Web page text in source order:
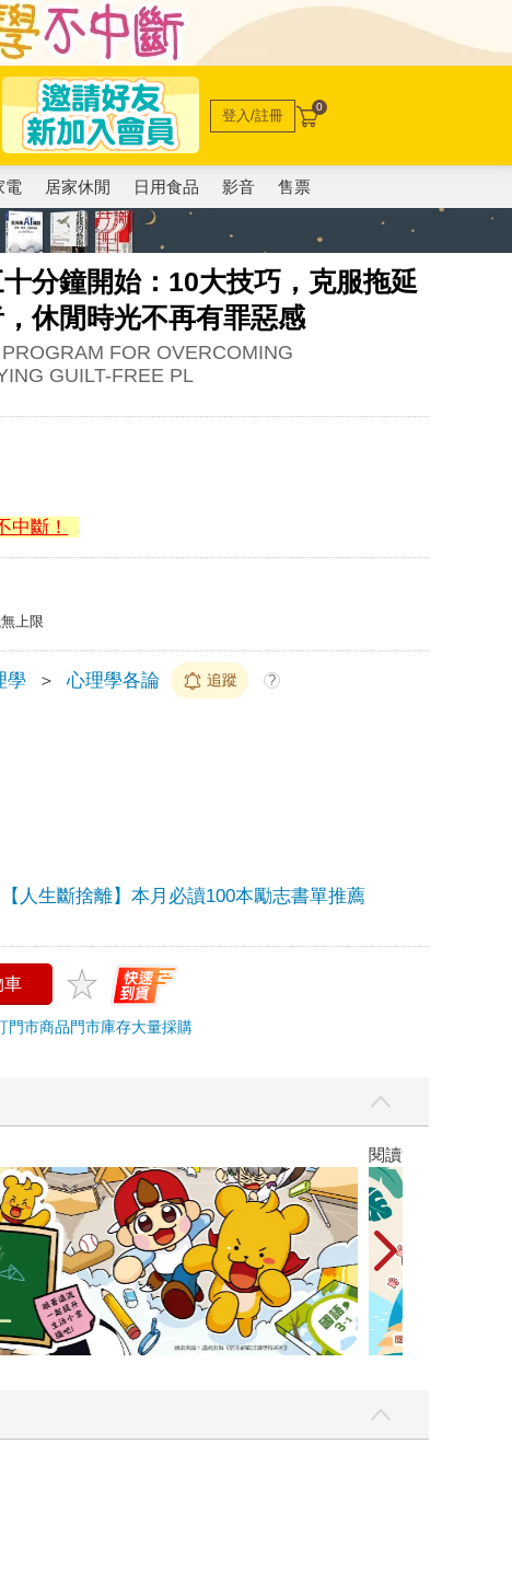
登入/註冊 0
電 居家休閒 日用食品 影音 售票
分鐘開始：10大技巧，克服拖延
休閒時光不再有罪惡感
FOR OVERCOMING
GUILT-FREE PL
中斷！
上限
學 ＞ 心理學各論 追蹤 ?
【人生斷捨離】本月必讀100本勵志書單推薦
車
門市商品門市庫存大量採購
我還值得被愛嗎？（限量作者親簽版） 2026年8月金石